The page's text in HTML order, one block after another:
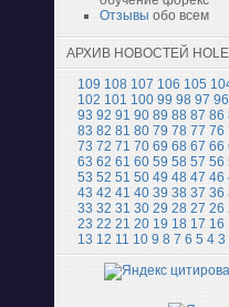
Отзывы обо всем
АРХИВ НОВОСТЕЙ HOLE
109 108 107 106 105
102 101 100 99 98 97 96
93 92 91 90 89 88 87 86
83 82 81 80 79 78 77 76
73 72 71 70 69 68 67 66
63 62 61 60 59 58 57 56
53 52 51 50 49 48 47 46
43 42 41 40 39 38 37 36
33 32 31 30 29 28 27 26
23 22 21 20 19 18 17 16
13 12 11 10 9 8 7 6 5 4 3